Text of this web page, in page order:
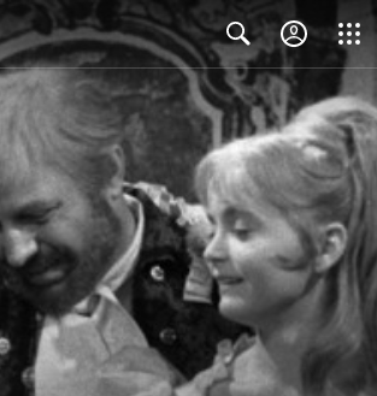
Search Close